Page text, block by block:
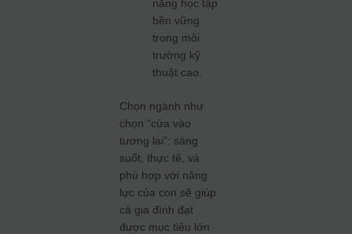
năng học tập
bền vững
trong môi
trường kỹ
thuật cao.
Chọn ngành như
chọn “cửa vào
tương lai”: sáng
suốt, thực tế, và
phù hợp với năng
lực của con sẽ giúp
cả gia đình đạt
được mục tiêu lớn